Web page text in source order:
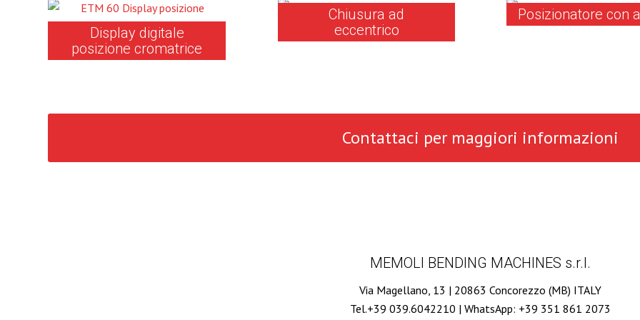
Display digitale
posizione cromatrice
Chiusura ad
eccentrico
Posizionatore con
Contattaci per maggiori informazioni
MEMOLI BENDING MACHINES s.r.l.
Via Magellano, 13 | 20863 Concorezzo (MB) ITALY
Tel.+39 039.6042210 | WhatsApp: +39 351 861 2073